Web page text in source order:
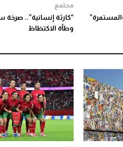
مجتمع
“كارثة إنسانية”.. صرخة
وطأة الاكتظاظ